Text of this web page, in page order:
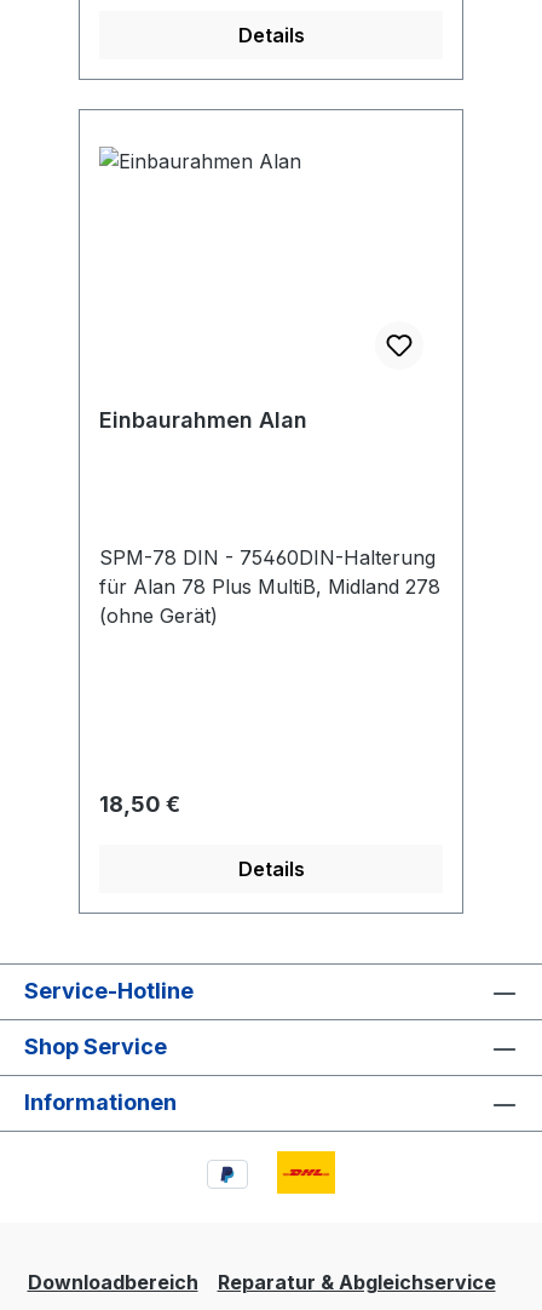
Details
Einbaurahmen Alan
SPM-78 DIN - 75460DIN-Halterung
für Alan 78 Plus MultiB, Midland 278
(ohne Gerät)
Regulärer Preis:
18,50 €
Details
Service-Hotline
Shop Service
Informationen
Downloadbereich Reparatur & Abgleichservice